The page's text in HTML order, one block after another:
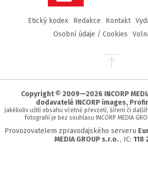
Etický kodex Redakce Kontakt
Osobní údaje / Cookies
Přejít
stránky
Copyright © 2009—2026 INCORP
dodavatelé INCORP images,
Jakékoliv užití obsahu včetně převzetí, šíření či
fotografií je bez souhlasu INCORP MEDIA
Provozovatelem zpravodajského serveru
MEDIA GROUP s.r.o. , IC: 118